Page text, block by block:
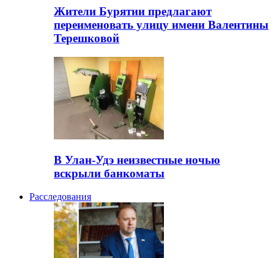
Жители Бурятии предлагают
переименовать улицу имени Валентины
Терешковой
В Улан-Удэ неизвестные ночью
вскрыли банкоматы
Расследования